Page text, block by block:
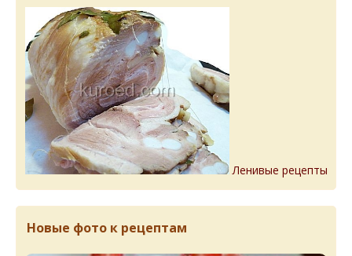
Ленивые рецепты
Новые фото к рецептам